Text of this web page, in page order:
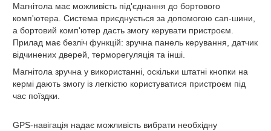
Магнітола має можливість під'єднання до бортового
комп'ютера. Система приєднується за допомогою can-шини,
а бортовий комп'ютер дасть змогу керувати пристроєм.
Прилад має безліч функцій: зручна панель керування, датчик
відчинених дверей, терморегуляція та інші.
Магнітола зручна у використанні, оскільки штатні кнопки на
кермі дають змогу із легкістю користуватися пристроєм під
час поїздки.
GPS-навігація надає можливість вибрати необхідну